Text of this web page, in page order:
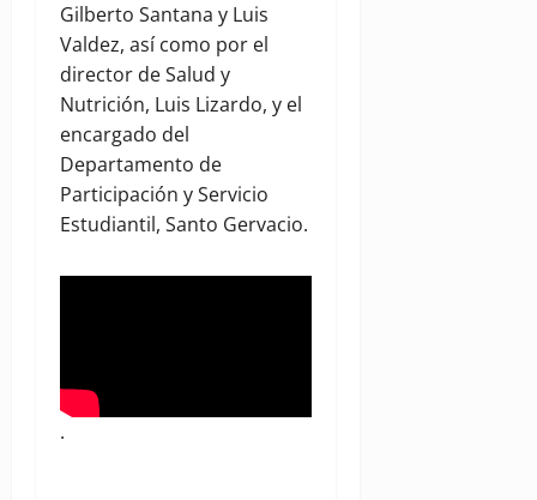
Gilberto Santana y Luis
Valdez, así como por el
director de Salud y
Nutrición, Luis Lizardo, y el
encargado del
Departamento de
Participación y Servicio
Estudiantil, Santo Gervacio.
.